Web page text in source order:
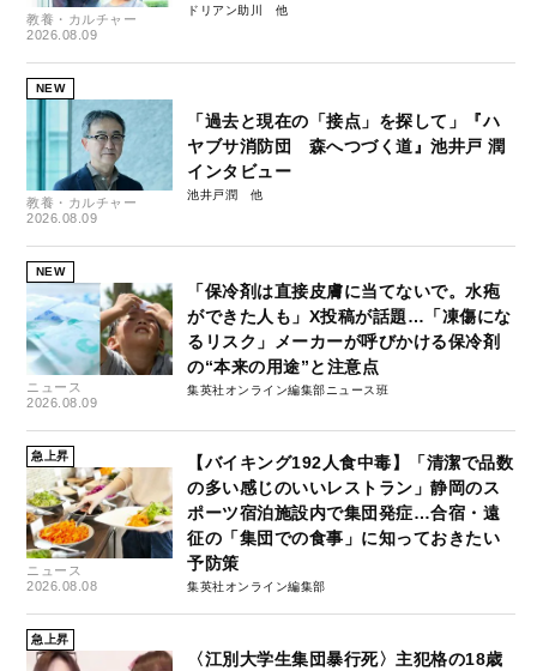
教養・カルチャー
2026.08.09
ドリアン助川
NEW
教養・カルチャー
2026.08.09
「過去と現在の「接点」を探して」『ハ
ヤブサ消防団 森へつづく道』池井戸 潤
インタビュー
池井戸潤
NEW
ニュース
2026.08.09
「保冷剤は直接皮膚に当てないで。水疱
ができた人も」X投稿が話題…「凍傷にな
るリスク」メーカーが呼びかける保冷剤
の“本来の用途”と注意点
集英社オンライン編集部ニュース班
急上昇
ニュース
2026.08.08
【バイキング192人食中毒】「清潔で品数
の多い感じのいいレストラン」静岡のス
ポーツ宿泊施設内で集団発症…合宿・遠
征の「集団での食事」に知っておきたい
予防策
集英社オンライン編集部
急上昇
〈江別大学生集団暴行死〉主犯格の18歳